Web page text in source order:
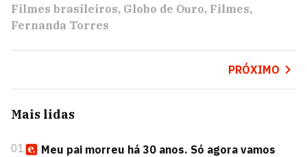
Filmes brasileiros Globo de Ouro Filmes
Fernanda Torres
PRÓXIMO
Mais lidas
01
Meu pai morreu há 30 anos. Só agora vamos